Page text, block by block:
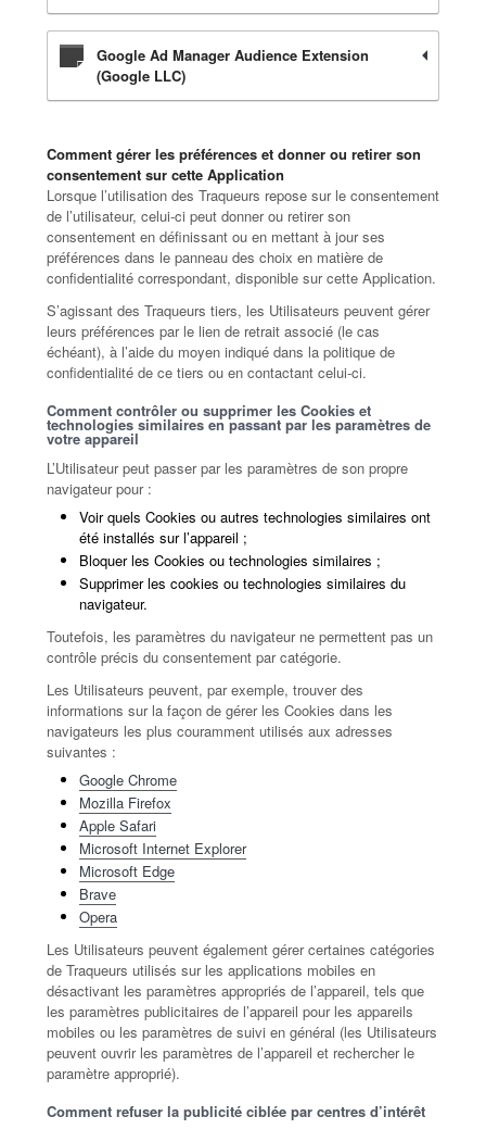
Google Ad Manager Audience Extension
(Google LLC)
Comment gérer les préférences et donner ou retirer son
consentement sur cette Application
Lorsque l’utilisation des Traqueurs repose sur le consentement
de l’utilisateur, celui-ci peut donner ou retirer son
consentement en définissant ou en mettant à jour ses
préférences dans le panneau des choix en matière de
confidentialité correspondant, disponible sur cette Application.
S’agissant des Traqueurs tiers, les Utilisateurs peuvent gérer
leurs préférences par le lien de retrait associé (le cas
échéant), à l’aide du moyen indiqué dans la politique de
confidentialité de ce tiers ou en contactant celui-ci.
Comment contrôler ou supprimer les Cookies et
technologies similaires en passant par les paramètres de
votre appareil
L’Utilisateur peut passer par les paramètres de son propre
navigateur pour :
Voir quels Cookies ou autres technologies similaires ont
été installés sur l’appareil ;
Bloquer les Cookies ou technologies similaires ;
Supprimer les cookies ou technologies similaires du
navigateur.
Toutefois, les paramètres du navigateur ne permettent pas un
contrôle précis du consentement par catégorie.
Les Utilisateurs peuvent, par exemple, trouver des
informations sur la façon de gérer les Cookies dans les
navigateurs les plus couramment utilisés aux adresses
suivantes :
Google Chrome
Mozilla Firefox
Apple Safari
Microsoft Internet Explorer
Microsoft Edge
Brave
Opera
Les Utilisateurs peuvent également gérer certaines catégories
de Traqueurs utilisés sur les applications mobiles en
désactivant les paramètres appropriés de l’appareil, tels que
les paramètres publicitaires de l’appareil pour les appareils
mobiles ou les paramètres de suivi en général (les Utilisateurs
peuvent ouvrir les paramètres de l’appareil et rechercher le
paramètre approprié).
Comment refuser la publicité ciblée par centres d’intérêt